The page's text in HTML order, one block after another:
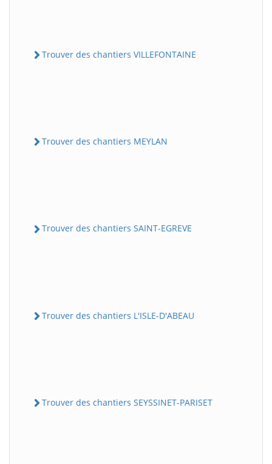
Trouver des chantiers VILLEFONTAINE
Trouver des chantiers MEYLAN
Trouver des chantiers SAINT-EGREVE
Trouver des chantiers L'ISLE-D'ABEAU
Trouver des chantiers SEYSSINET-PARISET